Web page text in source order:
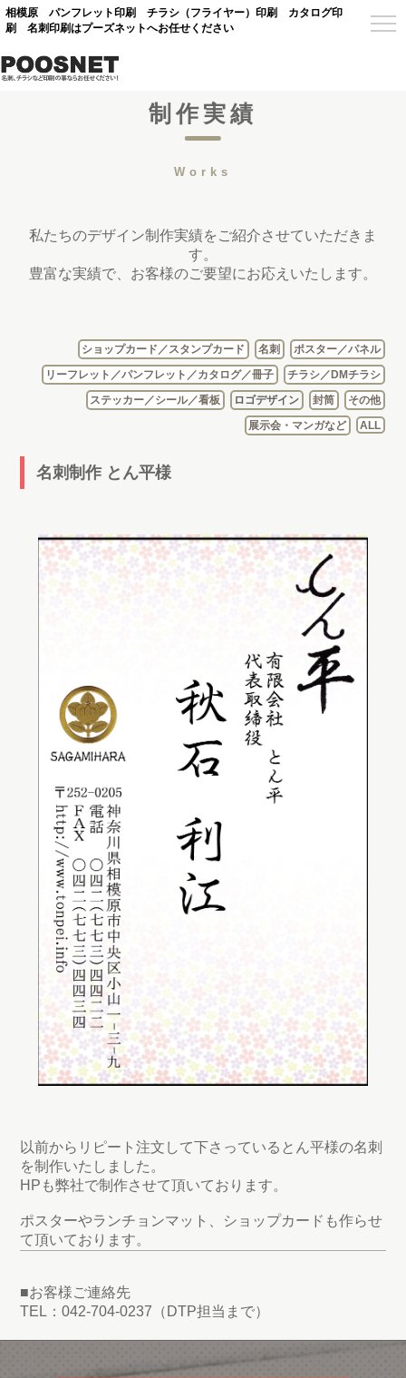
相模原 パンフレット印刷 チラシ（フライヤー）印刷 カタログ印
刷 名刺印刷はプーズネットへお任せください
制作実績
Works
私たちのデザイン制作実績をご紹介させていただきま
す。
豊富な実績で、お客様のご要望にお応えいたします。
ショップカード／スタンプカード 名刺
ポスター／パネル
リーフレット／パンフレット／カタログ／冊子
チラシ／DMチラシ
ステッカー／シール／看板
ロゴデザイン 封筒
その他
展示会・マンガなど
ALL
名刺制作 とん平様
以前からリピート注文して下さっているとん平様の名刺
を制作いたしました。
HPも弊社で制作させて頂いております。
ポスターやランチョンマット、ショップカードも作らせ
て頂いております。
■お客様ご連絡先
TEL：042-704-0237（DTP担当まで）